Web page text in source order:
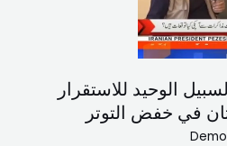
الوحيد للاستقرار
في خفض التوتر